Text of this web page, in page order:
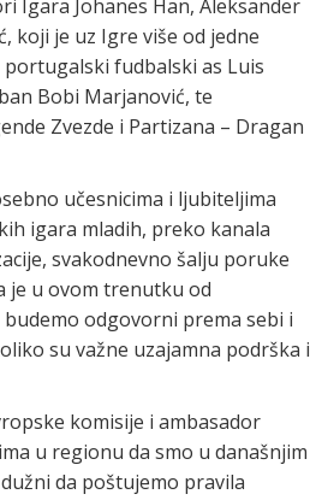
Igara Johanes Han, Aleksander
koji je uz Igre više od jedne
fudbalski as Luis
Bobi Marjanović, te
Zvezde i Partizana – Dragan
učesnicima i ljubiteljima
igara mladih, preko kanala
svakodnevno šalju poruke
je u ovom trenutku od
odgovorni prema sebi i
su važne uzajamna podrška i
komisije i ambasador
u regionu da smo u današnjim
da poštujemo pravila